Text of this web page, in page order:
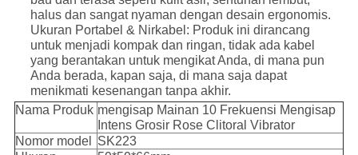
halus dan sangat nyaman dengan desain ergonomis.
Ukuran Portabel & Nirkabel: Produk ini dirancang
untuk menjadi kompak dan ringan, tidak ada kabel
yang berantakan untuk mengikat Anda, di mana pun
Anda berada, kapan saja, di mana saja dapat
menikmati kesenangan tanpa akhir.
Nama Produk mengisap Mainan 10 Frekuensi Mengisap
Intens Grosir Rose Clitoral Vibrator
Nomor model
SK223